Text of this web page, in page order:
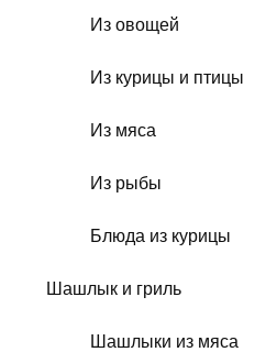
Из овощей
Из курицы и птицы
Из мяса
Из рыбы
Блюда из курицы
Шашлык и гриль
Шашлыки из мяса